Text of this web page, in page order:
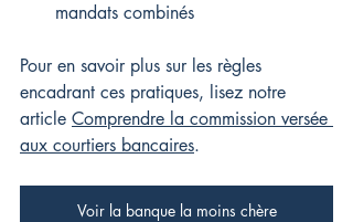
mandats combinés
Pour en savoir plus sur les règles
encadrant ces pratiques, lisez notre
article Comprendre la commission versée
aux courtiers bancaires.
Voir la banque la moins chère